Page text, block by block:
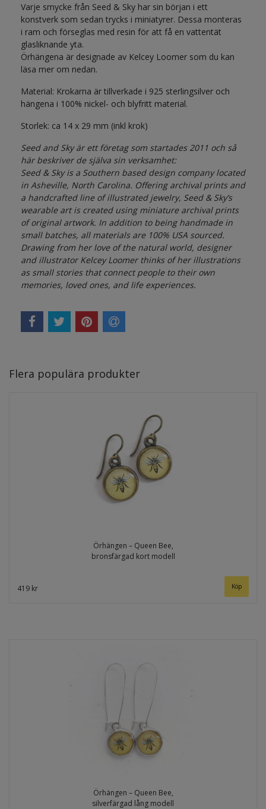
Varje smycke från Seed & Sky har sin början i ett
konstverk som sedan trycks i miniatyrer. Dessa monteras
i ram och förseglas med resin för att få en vattentät
glasliknande yta.
Örhängena är designade av Kelcey Loomer som du kan
läsa mer om nedan.
Material: Krokarna är tillverkade i 925 sterlingsilver och
hängena i 100% nickel- och blyfritt material.
Storlek: ca 14 x 29 mm (inkl krok)
Seed and Sky är ett företag som startades 2011 och så
här beskriver de själva sin verksamhet:
Seed & Sky is a Southern based design company located
in Asheville, North Carolina. Offering archival prints and
a handcrafted line of illustrated jewelry, Seed & Sky’s
wearable art is created using miniature archival prints
of original artwork. In addition to being handmade in
small batches, all materials are 100% USA sourced.
Drawing from her love of the natural world, designer
and illustrator Kelcey Loomer thinks of her illustrations
as small stories that connect people to their own
memories, loved ones, and life experiences.
Flera populära produkter
Örhängen – Queen Bee,
bronsfärgad kort modell
419 kr
Örhängen – Queen Bee,
silverfärgad lång modell